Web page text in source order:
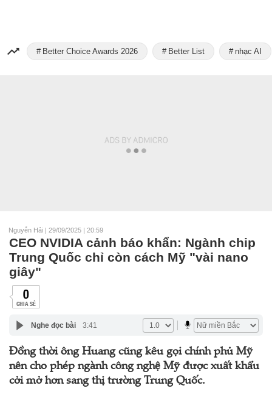
Better Choice Awards 2026 Better List nhạc AI
Nguyễn Hải | 29/09/2025 | 20:59
CEO NVIDIA cảnh báo khẩn: Ngành chip
Trung Quốc chỉ còn cách Mỹ "vài nano
giây"
0
CHIA SẺ
Nghe đọc bài 3:41
Đồng thời ông Huang cũng kêu gọi chính phủ Mỹ
nên cho phép ngành công nghệ Mỹ được xuất khẩu
cởi mở hơn sang thị trường Trung Quốc.